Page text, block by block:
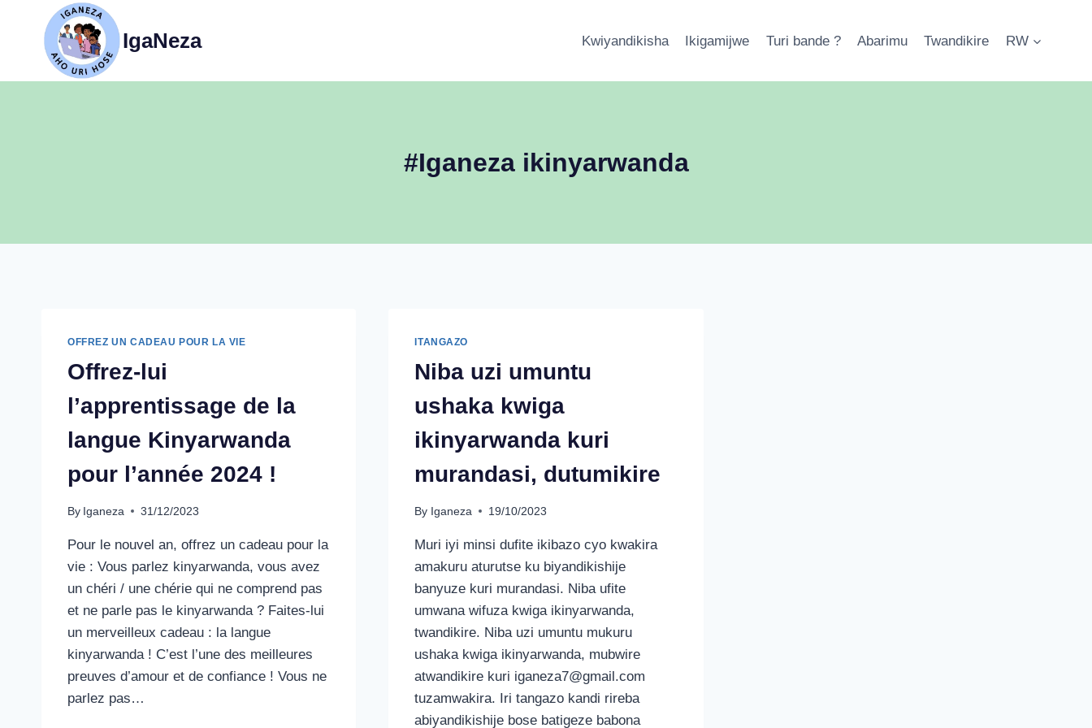
IgaNeza Kwiyandikisha Ikigamijwe Turi bande ? Abarimu Twandikire RW
#Iganeza ikinyarwanda
OFFREZ UN CADEAU POUR LA VIE
Offrez-lui
l’apprentissage de la
langue Kinyarwanda
pour l’année 2024 !
By Iganeza 31/12/2023
Pour le nouvel an, offrez un cadeau pour la
vie : Vous parlez kinyarwanda, vous avez
un chéri / une chérie qui ne comprend pas
et ne parle pas le kinyarwanda ? Faites-lui
un merveilleux cadeau : la langue
kinyarwanda ! C’est l’une des meilleures
preuves d’amour et de confiance ! Vous ne
parlez pas…
ITANGAZO
Niba uzi umuntu
ushaka kwiga
ikinyarwanda kuri
murandasi, dutumikire
By Iganeza 19/10/2023
Muri iyi minsi dufite ikibazo cyo kwakira
amakuru aturutse ku biyandikishije
banyuze kuri murandasi. Niba ufite
umwana wifuza kwiga ikinyarwanda,
twandikire. Niba uzi umuntu mukuru
ushaka kwiga ikinyarwanda, mubwire
atwandikire kuri iganeza7@gmail.com
tuzamwakira. Iri tangazo kandi rireba
abiyandikishije bose batigeze babona